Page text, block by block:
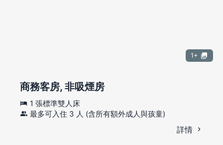
1+
商務客房, 非吸煙房
1 張標準雙人床
最多可入住 3 人 (含所有額外成人與孩童)
詳情